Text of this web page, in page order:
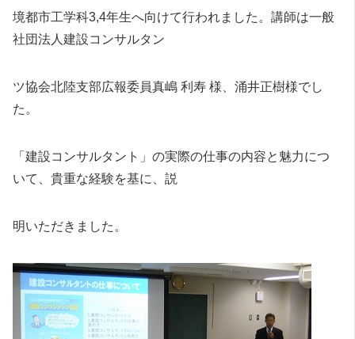
境都市工学科3,4年生へ向けて行われました。講師は一般
社団法人建設コンサルタン
ツ協会北陸支部広報委員真嶋 利寿 様、涌井正樹様でし
た。
「建設コンサルタント」の実際の仕事の内容と魅力につ
いて、貴重な経験を基に、説
明いただきました。